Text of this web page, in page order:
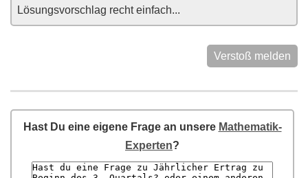
Lösungsvorschlag recht einfach...
Verstoß melden
Hast Du eine eigene Frage an unsere Mathematik-
Experten?